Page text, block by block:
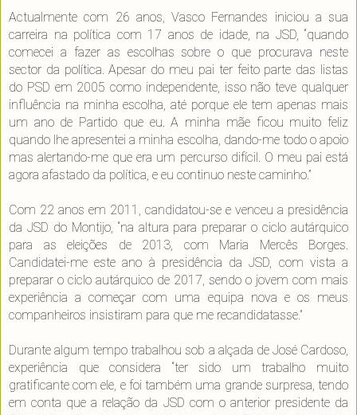
Actualmente com 26 anos, Vasco Fernandes iniciou a sua
carreira na política com 17 anos de idade, na JSD, “quando
comecei a fazer as escolhas sobre o que procurava neste
sector da política. Apesar do meu pai ter feito parte das listas
do PSD em 2005 como independente, isso não teve qualquer
influência na minha escolha, até porque ele tem apenas mais
um ano de Partido que eu. A minha mãe ficou muito feliz
quando lhe apresentei a minha escolha, dando-me todo o apoio
mas alertando-me que era um percurso difícil. O meu pai está
agora afastado da política, e eu continuo neste caminho.”
Com 22 anos em 2011, candidatou-se e venceu a presidência
da JSD do Montijo, “na altura para preparar o ciclo autárquico
para as eleições de 2013, com Maria Mercês Borges.
Candidatei-me este ano à presidência da JSD, com vista a
preparar o ciclo autárquico de 2017, sendo o jovem com mais
experiência a começar com uma equipa nova e os meus
companheiros insistiram para que me recandidatasse.”
Durante algum tempo trabalhou sob a alçada de José Cardoso,
experiência que considera “ter sido um trabalho muito
gratificante com ele, e foi também uma grande surpresa, tendo
em conta que a relação da JSD com o anterior presidente da